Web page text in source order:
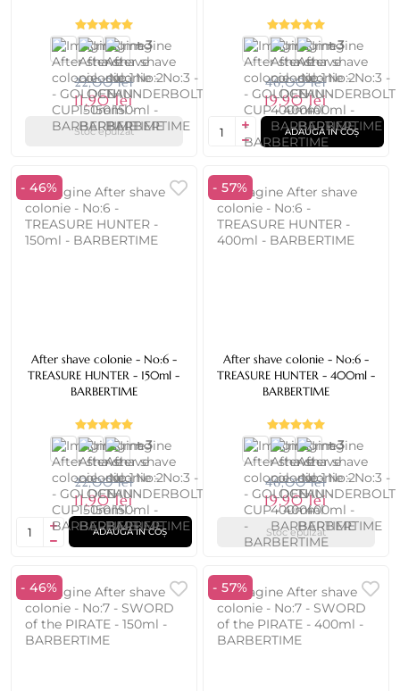
+ 3
22,00 lei
11,90 lei
Stoc epuizat
+ 3
46,00 lei
19,90 lei
ADAUGĂ ÎN COȘ
- 46%
After shave colonie - No:6 -
TREASURE HUNTER - 150ml -
BARBERTIME
+ 3
22,00 lei
11,90 lei
ADAUGĂ ÎN COȘ
- 57%
After shave colonie - No:6 -
TREASURE HUNTER - 400ml -
BARBERTIME
+ 3
46,00 lei
19,90 lei
Stoc epuizat
- 46% - 57%